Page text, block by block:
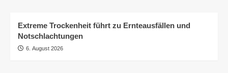
Extreme Trockenheit führt zu Ernteausfällen und
Notschlachtungen
6. August 2026